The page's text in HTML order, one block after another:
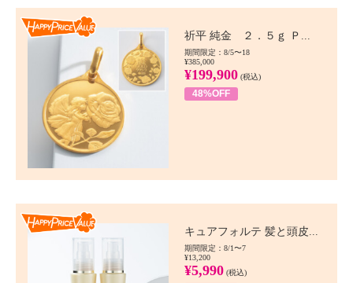
祈平 純金 ２．５ｇ Ｐ...
期間限定：8/5〜18
¥385,000
¥199,900 (税込)
48%OFF
キュアフォルテ 髪と頭皮...
期間限定：8/1〜7
¥13,200
¥5,990 (税込)